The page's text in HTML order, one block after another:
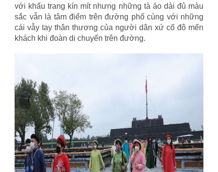
với khẩu trang kín mít nhưng những tà áo dài đủ màu
sắc vẫn là tâm điểm trên đường phố cùng với những
cái vẫy tay thân thương của người dân xứ cố đô mến
khách khi đoàn di chuyển trên đường.